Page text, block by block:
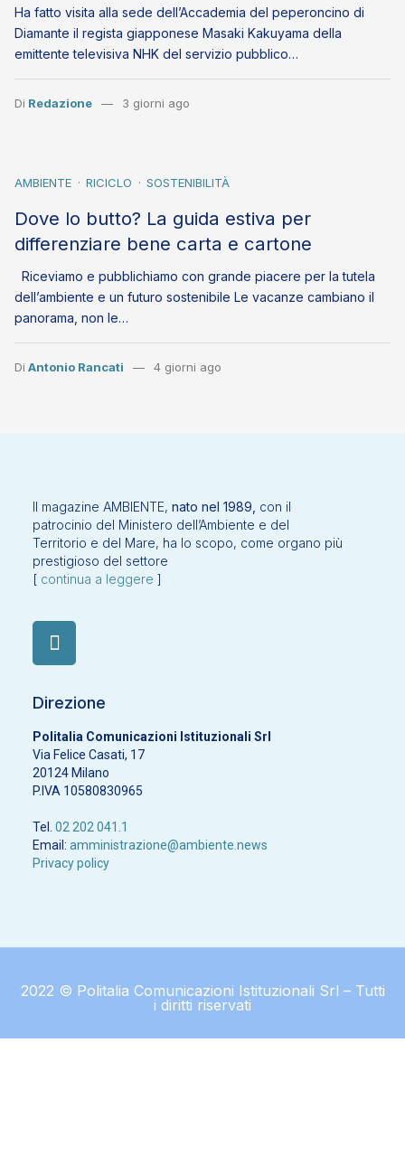
Ha fatto visita alla sede dell’Accademia del peperoncino di
Diamante il regista giapponese Masaki Kakuyama della
emittente televisiva NHK del servizio pubblico…
Di Redazione 3 giorni ago
AMBIENTE RICICLO SOSTENIBILITÀ
Dove lo butto? La guida estiva per
differenziare bene carta e cartone
Riceviamo e pubblichiamo con grande piacere per la tutela
dell’ambiente e un futuro sostenibile Le vacanze cambiano il
panorama, non le…
Di Antonio Rancati 4 giorni ago
Il magazine AMBIENTE, nato nel 1989, con il
patrocinio del Ministero dell’Ambiente e del
Territorio e del Mare, ha lo scopo, come organo più
prestigioso del settore
[ continua a leggere ]
Direzione
Politalia Comunicazioni Istituzionali Srl
Via Felice Casati, 17
20124 Milano
P.IVA 10580830965
Tel. 02 202 041.1
Email: amministrazione@ambiente.news
Privacy policy
2022 © Politalia Comunicazioni Istituzionali Srl – Tutti
i diritti riservati